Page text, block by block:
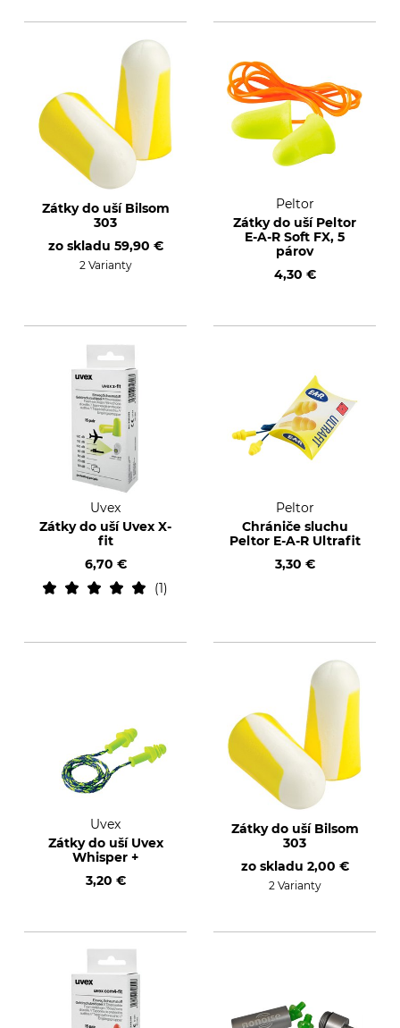
Zátky do uší Bilsom
303
zo skladu 59,90 €
2 Varianty
Peltor
Zátky do uší Peltor
E-A-R Soft FX, 5
párov
4,30 €
Uvex
Zátky do uší Uvex X-
fit
6,70 €
1
Peltor
Chrániče sluchu
Peltor E-A-R Ultrafit
3,30 €
Uvex
Zátky do uší Uvex
Whisper +
3,20 €
Zátky do uší Bilsom
303
zo skladu 2,00 €
2 Varianty